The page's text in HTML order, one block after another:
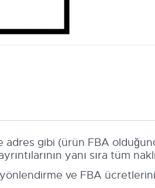
gibi (ürün FBA
yanı sıra tüm
ve FBA